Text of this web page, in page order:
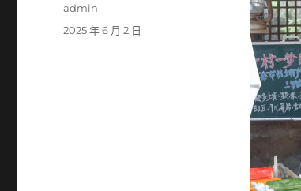
作
admin
發
2025 年 6 月 2 日